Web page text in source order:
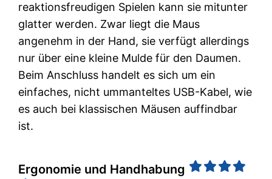
reaktionsfreudigen Spielen kann sie mitunter
glatter werden. Zwar liegt die Maus
angenehm in der Hand, sie verfügt allerdings
nur über eine kleine Mulde für den Daumen.
Beim Anschluss handelt es sich um ein
einfaches, nicht ummanteltes USB-Kabel, wie
es auch bei klassischen Mäusen auffindbar
ist.
Ergonomie und Handhabung